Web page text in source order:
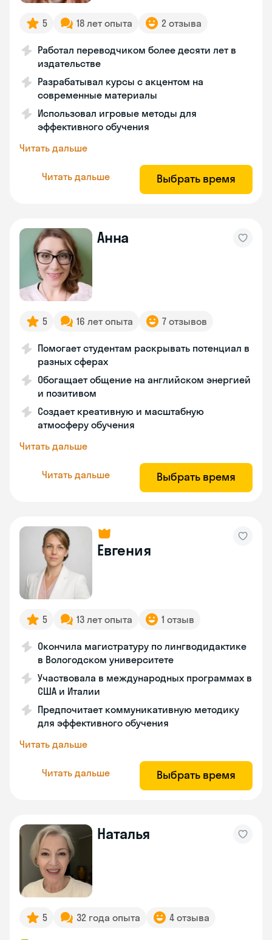
5 18 лет опыта 2 отзыва
Работал переводчиком более десяти лет в
издательстве
Разрабатывал курсы с акцентом на
современные материалы
Использовал игровые методы для
эффективного обучения
Читать дальше
Читать дальше Выбрать время
Анна
5 16 лет опыта 7 отзывов
Помогает студентам раскрывать потенциал в
разных сферах
Обогащает общение на английском энергией
и позитивом
Создает креативную и масштабную
атмосферу обучения
Читать дальше
Читать дальше Выбрать время
Евгения
5 13 лет опыта 1 отзыв
Окончила магистратуру по лингводидактике
в Вологодском университете
Участвовала в международных программах в
США и Италии
Предпочитает коммуникативную методику
для эффективного обучения
Читать дальше
Читать дальше Выбрать время
Наталья
5 32 года опыта 4 отзыва